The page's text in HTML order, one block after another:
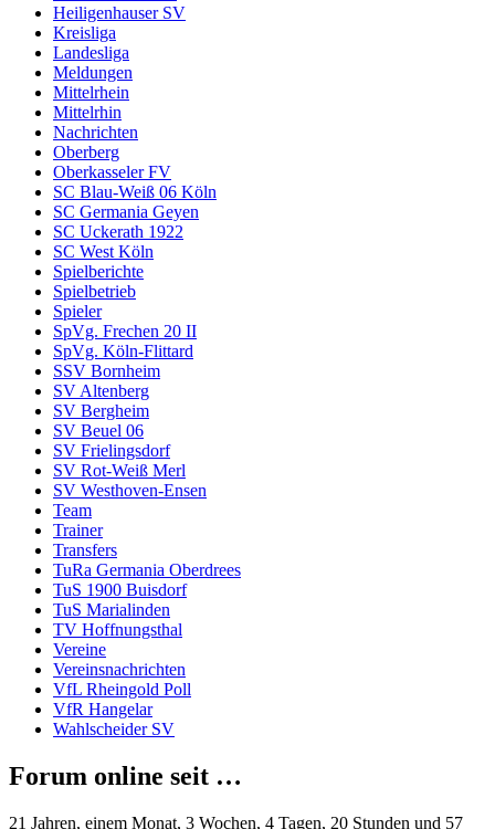
Heiligenhauser SV
Kreisliga
Landesliga
Meldungen
Mittelrhein
Mittelrhin
Nachrichten
Oberberg
Oberkasseler FV
SC Blau-Weiß 06 Köln
SC Germania Geyen
SC Uckerath 1922
SC West Köln
Spielberichte
Spielbetrieb
Spieler
SpVg. Frechen 20 II
SpVg. Köln-Flittard
SSV Bornheim
SV Altenberg
SV Bergheim
SV Beuel 06
SV Frielingsdorf
SV Rot-Weiß Merl
SV Westhoven-Ensen
Team
Trainer
Transfers
TuRa Germania Oberdrees
TuS 1900 Buisdorf
TuS Marialinden
TV Hoffnungsthal
Vereine
Vereinsnachrichten
VfL Rheingold Poll
VfR Hangelar
Wahlscheider SV
Forum online seit …
21 Jahren, einem Monat, 3 Wochen, 4 Tagen, 20 Stunden und 57